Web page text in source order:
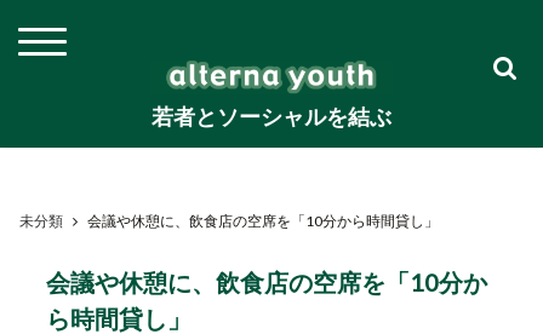
若者とソーシャルを結ぶ
未分類 会議や休憩に、飲食店の空席を「10分から時間貸し」
会議や休憩に、飲食店の空席を「10分か
ら時間貸し」